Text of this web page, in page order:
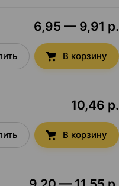
6,95 — 9,91 р.
В корзину
10,46 р.
В корзину